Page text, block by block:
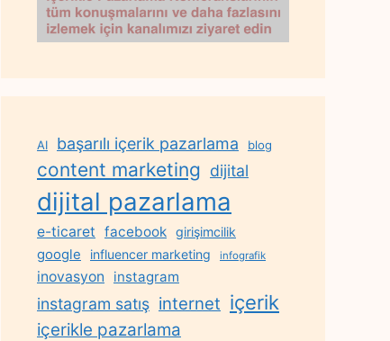
AI başarılı içerik pazarlama blog
content marketing dijital
dijital pazarlama
e-ticaret facebook girişimcilik
google influencer marketing infografik
inovasyon instagram
instagram satış internet içerik
içerikle pazarlama